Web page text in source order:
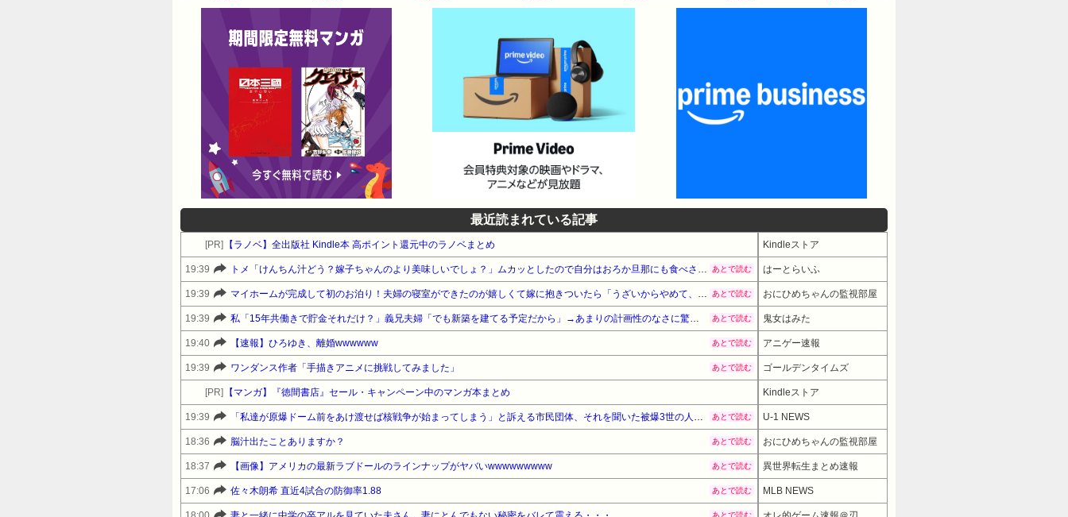
最近読まれている記事
[PR] 【ラノベ】全出版社 Kindle本 高ポイント還元中のラノベまとめ Kindleストア
19:39 トメ「けんちん汁どう？嫁子ちゃんのより美味しいでしょ？」ムカッとしたので自分はおろか旦那にも食べさせなかったｗｗ あとで読む はーとらいふ
19:39 マイホームが完成して初のお泊り！夫婦の寝室ができたのが嬉しくて嫁に抱きついたら「うざいからやめて、まったくふざけんなよ、お前」俺（何をしてるんだろう、俺…） あとで読む おにひめちゃんの監視部屋
19:39 私「15年共働きで貯金それだけ？」義兄夫婦「でも新築を建てる予定だから」→あまりの計画性のなさに驚いて… あとで読む 鬼女はみた
19:40 【速報】ひろゆき、離婚wwwwww あとで読む アニゲー速報
19:39 ワンダンス作者「手描きアニメに挑戦してみました」 あとで読む ゴールデンタイムズ
[PR] 【マンガ】『徳間書店』セール・キャンペーン中のマンガ本まとめ Kindleストア
19:39 「私達が原爆ドーム前をあけ渡せば核戦争が始まってしまう」と訴える市民団体、それを聞いた被爆3世の人が…… あとで読む U-1 NEWS
18:36 脳汁出たことありますか？ あとで読む おにひめちゃんの監視部屋
18:37 【画像】アメリカの最新ラブドールのラインナップがヤバいwwwwwwwww あとで読む 異世界転生まとめ速報
17:06 佐々木朗希 直近4試合の防御率1.88 あとで読む MLB NEWS
あとで読む